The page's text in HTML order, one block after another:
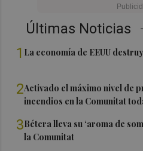
Últimas Noticias
1 La economía de EEUU
2Activado el máximo nivel de
incendios en la Comunitat
3Bétera lleva su ‘aroma de
la Comunitat